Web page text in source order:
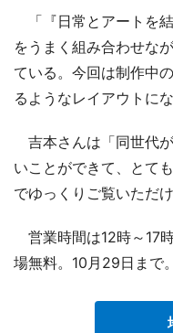
「『日常とアートを
をうまく組み合わせな
ている。今回は制作中
るようなレイアウトに
吉本さんは「同世代
いことができて、とて
でゆっくりご覧いただ
営業時間は12時～17
場無料。10月29日まで。